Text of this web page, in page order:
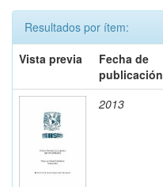
Resultados por ítem:
Vista previa
Fecha de
publicación
2013